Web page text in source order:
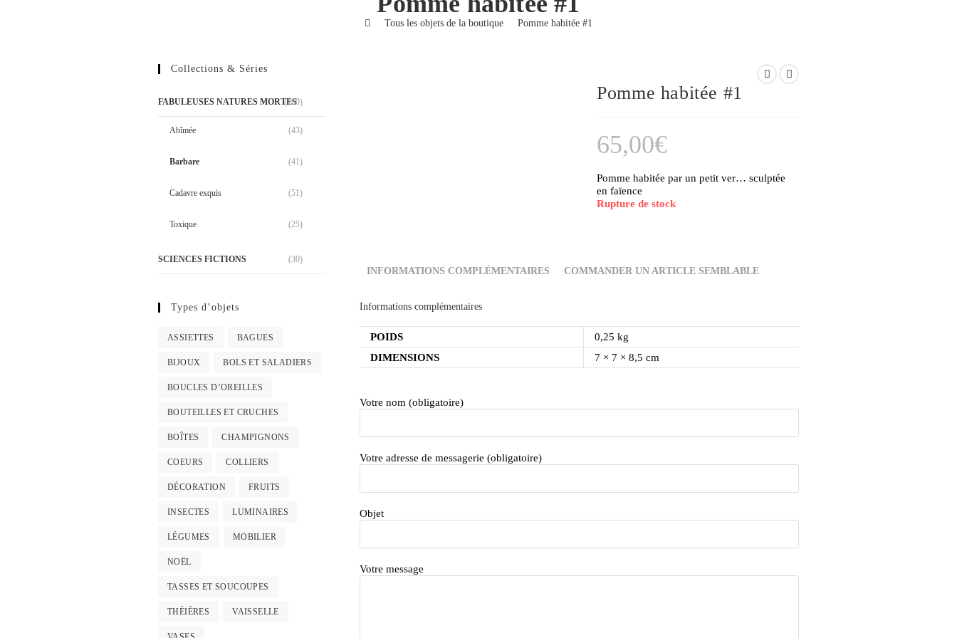
Tous les objets de la boutique Pomme habitée #1
Pomme habitée #1
65,00€
Pomme habitée par un petit ver… sculptée
en faïence
Rupture de stock
INFORMATIONS COMPLÉMENTAIRES COMMANDER UN ARTICLE SEMBLABLE
Informations complémentaires
POIDS
0,25 kg
DIMENSIONS
7 × 7 × 8,5 cm
Votre nom (obligatoire)
Votre adresse de messagerie (obligatoire)
Objet
Votre message
Collections & Séries
FABULEUSES NATURES MORTES
(160)
Abîmée (43)
Barbare (41)
Cadavre exquis (51)
Toxique (25)
SCIENCES FICTIONS (30)
Types d’objets
ASSIETTES BAGUES
BIJOUX BOLS ET SALADIERS
BOUCLES D’OREILLES
BOUTEILLES ET CRUCHES
BOÎTES CHAMPIGNONS
COEURS COLLIERS
DÉCORATION FRUITS
INSECTES LUMINAIRES
LÉGUMES MOBILIER
NOËL
TASSES ET SOUCOUPES
THÉIÈRES VAISSELLE